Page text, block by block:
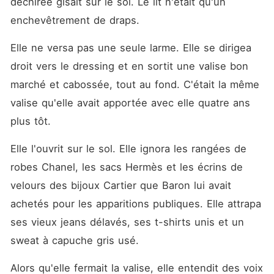
enchevêtrement de draps.
Elle ne versa pas une seule larme. Elle se dirigea
droit vers le dressing et en sortit une valise bon
marché et cabossée, tout au fond. C'était la même
valise qu'elle avait apportée avec elle quatre ans
plus tôt.
Elle l'ouvrit sur le sol. Elle ignora les rangées de
robes Chanel, les sacs Hermès et les écrins de
velours des bijoux Cartier que Baron lui avait
achetés pour les apparitions publiques. Elle attrapa
ses vieux jeans délavés, ses t-shirts unis et un
sweat à capuche gris usé.
Alors qu'elle fermait la valise, elle entendit des voix